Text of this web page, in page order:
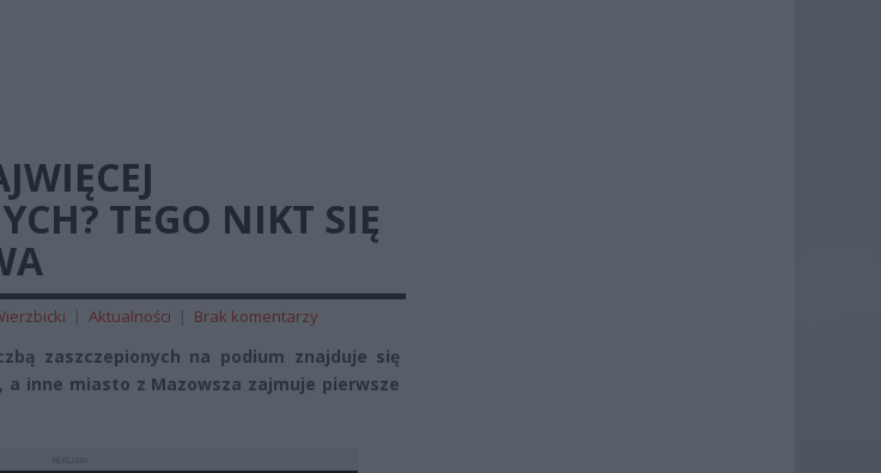
TEGO NIKT SIĘ
| Aktualności | Brak komentarzy
zaszczepionych na podium znajduje się
a inne miasto z Mazowsza zajmuje pierwsze